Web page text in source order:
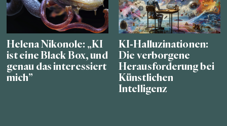
Helena Nikonole: „KI
ist eine Black Box, und
genau das interessiert
mich”
KI-Halluzinationen:
Die verborgene
Herausforderung bei
Künstlichen
Intelligenz